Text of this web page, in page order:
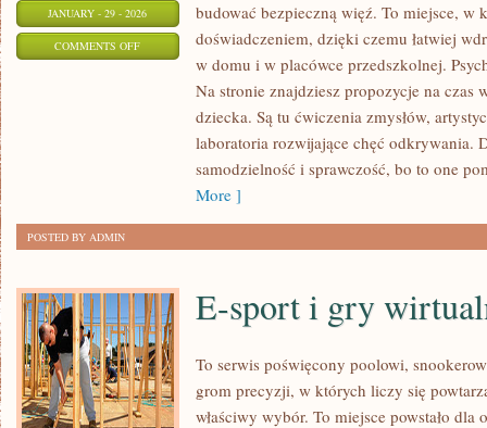
JANUARY - 29 - 2026
COMMENTS OFFON
BEZPIECZEŃSTWO
budować bezpieczną więź. To miejsce, w
doświadczeniem, dzięki czemu łatwiej
w domu i w placówce przedszkolnej.
Na stronie znajdziesz propozycje na czas
dziecka. Są tu ćwiczenia zmysłów,
laboratoria rozwijające chęć odkrywania.
samodzielność i sprawczość, bo to one
More ]
POSTED BY ADMIN
E-sport i gry
To serwis poświęcony poolowi,
grom precyzji, w których liczy się
właściwy wybór. To miejsce powstało